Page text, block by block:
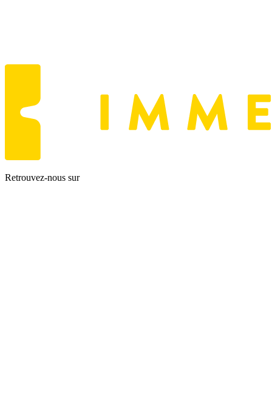
Retrouvez-nous sur